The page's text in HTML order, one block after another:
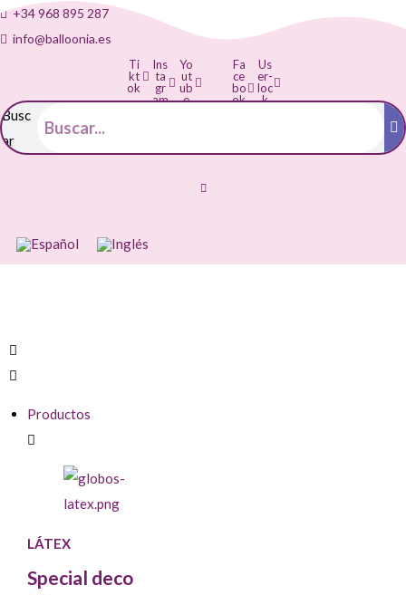
+34 968 895 287
info@balloonia.es
Ti
kt
ok
Ins
ta
gr
am
Yo
ut
ub
e
Fa
ce
bo
ok
Us
er-
loc
k
Busc
ar
Productos
LÁTEX
Special deco